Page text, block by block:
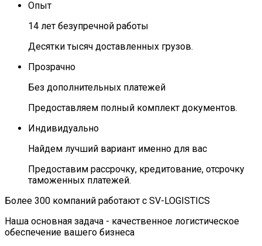
Опыт
14 лет безупречной работы
Десятки тысяч доставленных грузов.
Прозрачно
Без дополнительных платежей
Предоставляем полный комплект документов.
Индивидуально
Найдем лучший вариант именно для вас
Предоставим рассрочку, кредитование, отсрочку
таможенных платежей.
Более 300 компаний работают с SV-LOGISTICS
Наша основная задача - качественное логистическое
обеспечение вашего бизнеса